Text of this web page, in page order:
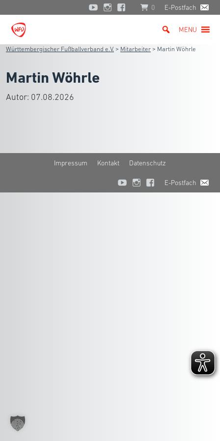
0 E-Postfach
MENU
Württembergischer Fußballverband e.V. > Mitarbeiter > Martin Wöhrle
Martin Wöhrle
Autor: 07.08.2026
Impressum Kontakt Datenschutz
E-Postfach